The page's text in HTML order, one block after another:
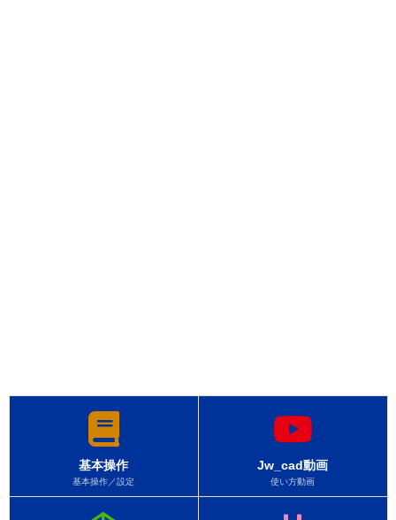
基本操作
基本操作／設定
Jw_cad動画
使い方動画